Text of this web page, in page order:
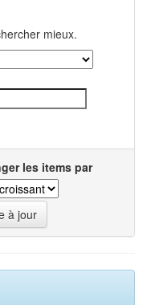
mieux.
les items par